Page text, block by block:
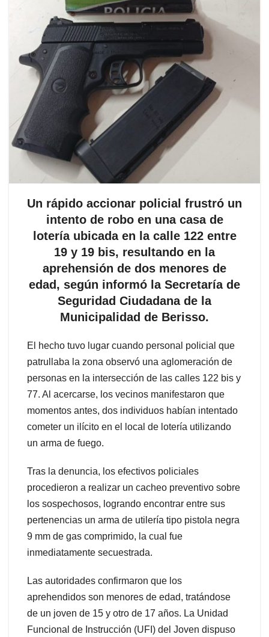
Un rápido accionar policial frustró un
intento de robo en una casa de
lotería ubicada en la calle 122 entre
19 y 19 bis, resultando en la
aprehensión de dos menores de
edad, según informó la Secretaría de
Seguridad Ciudadana de la
Municipalidad de Berisso.
El hecho tuvo lugar cuando personal policial que
patrullaba la zona observó una aglomeración de
personas en la intersección de las calles 122 bis y
77. Al acercarse, los vecinos manifestaron que
momentos antes, dos individuos habían intentado
cometer un ilícito en el local de lotería utilizando
un arma de fuego.
Tras la denuncia, los efectivos policiales
procedieron a realizar un cacheo preventivo sobre
los sospechosos, logrando encontrar entre sus
pertenencias un arma de utilería tipo pistola negra
9 mm de gas comprimido, la cual fue
inmediatamente secuestrada.
Las autoridades confirmaron que los
aprehendidos son menores de edad, tratándose
de un joven de 15 y otro de 17 años. La Unidad
Funcional de Instrucción (UFI) del Joven dispuso